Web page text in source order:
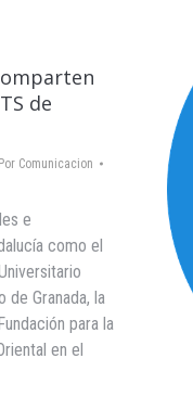
de
Por Comunicacion
e
como el
de Granada, la
para la
en el